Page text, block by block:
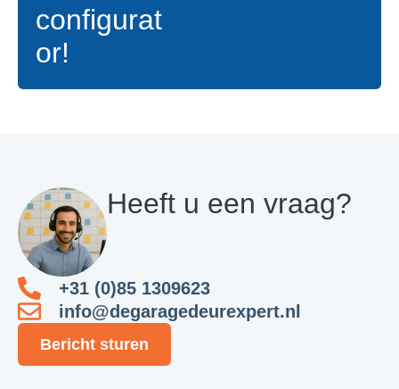
configurat
or!
Heeft u een vraag?
+31 (0)85 1309623
info@degaragedeurexpert.nl
Bericht sturen